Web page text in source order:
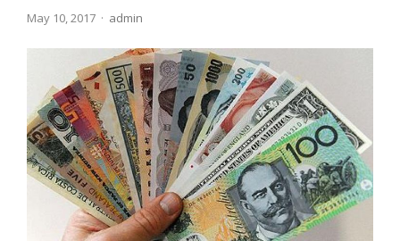
May 10, 2017 Author
admin